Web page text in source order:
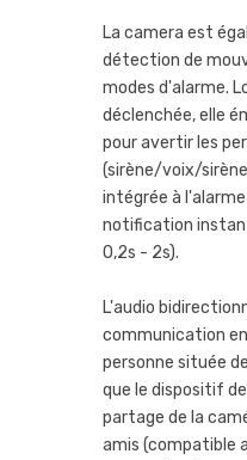
La camera est
détection de
modes d'alarme.
déclenchée, elle
pour avertir les
(sirène/voix/
intégrée à
notification
0,2s - 2s).
L'audio
communication
personne située
que le dispositif
partage de la
amis (compatible